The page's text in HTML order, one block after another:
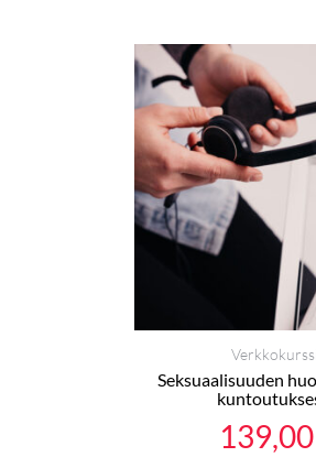
Seksuaalisuuden
139,00